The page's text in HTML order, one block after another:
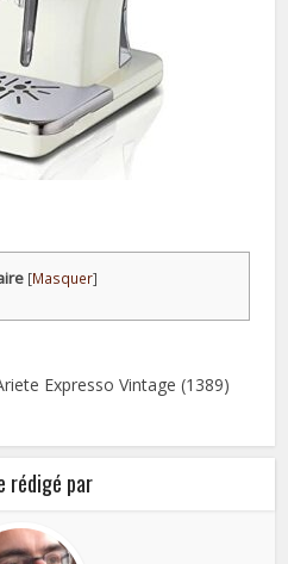
[Masquer]
Expresso Vintage (1389)
rédigé par